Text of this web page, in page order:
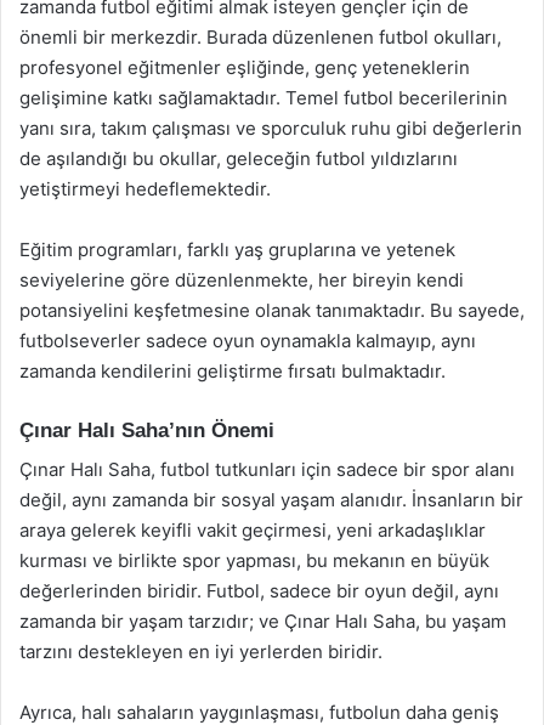
zamanda futbol eğitimi almak isteyen gençler için de
önemli bir merkezdir. Burada düzenlenen futbol okulları,
profesyonel eğitmenler eşliğinde, genç yeteneklerin
gelişimine katkı sağlamaktadır. Temel futbol becerilerinin
yanı sıra, takım çalışması ve sporculuk ruhu gibi değerlerin
de aşılandığı bu okullar, geleceğin futbol yıldızlarını
yetiştirmeyi hedeflemektedir.
Eğitim programları, farklı yaş gruplarına ve yetenek
seviyelerine göre düzenlenmekte, her bireyin kendi
potansiyelini keşfetmesine olanak tanımaktadır. Bu sayede,
futbolseverler sadece oyun oynamakla kalmayıp, aynı
zamanda kendilerini geliştirme fırsatı bulmaktadır.
Çınar Halı Saha’nın Önemi
Çınar Halı Saha, futbol tutkunları için sadece bir spor alanı
değil, aynı zamanda bir sosyal yaşam alanıdır. İnsanların bir
araya gelerek keyifli vakit geçirmesi, yeni arkadaşlıklar
kurması ve birlikte spor yapması, bu mekanın en büyük
değerlerinden biridir. Futbol, sadece bir oyun değil, aynı
zamanda bir yaşam tarzıdır; ve Çınar Halı Saha, bu yaşam
tarzını destekleyen en iyi yerlerden biridir.
Ayrıca, halı sahaların yaygınlaşması, futbolun daha geniş